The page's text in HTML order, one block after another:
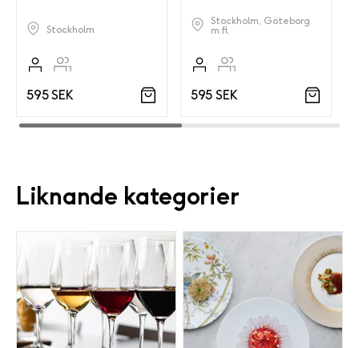
Stockholm
595 SEK
Stockholm, Göteborg
m.fl.
595 SEK
Liknande kategorier